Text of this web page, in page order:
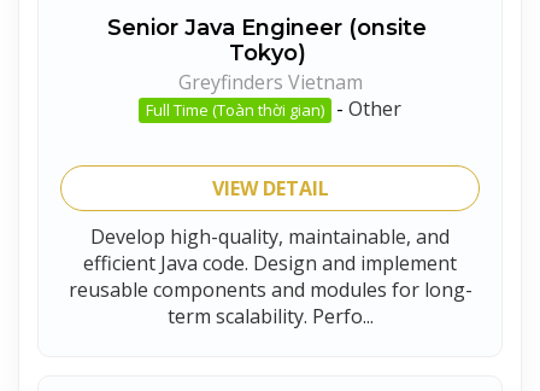
Senior Java Engineer (onsite
Tokyo)
Greyfinders Vietnam
Full Time (Toàn thời gian) - Other
VIEW DETAIL
Develop high-quality, maintainable, and
efficient Java code. Design and implement
reusable components and modules for long-
term scalability. Perfo...